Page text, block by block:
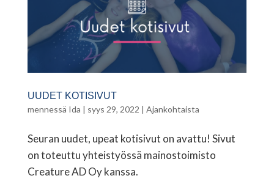
UUDET KOTISIVUT
mennessä Ida | syys 29, 2022 | Ajankohtaista
Seuran uudet, upeat kotisivut on avattu! Sivut
on toteuttu yhteistyössä mainostoimisto
Creature AD Oy kanssa.